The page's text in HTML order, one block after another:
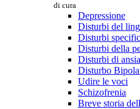
di cura
Depressione
Disturbi del
Disturbi
Disturbi della
Disturbi di ansia
Disturbo
Udire le voci
Schizofrenia
Breve storia